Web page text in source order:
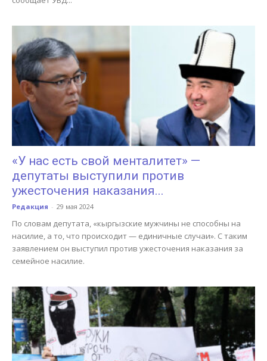
«У нас есть свой менталитет» —
депутаты выступили против
ужесточения наказания...
Редакция - 29 мая 2024
По словам депутата, «кыргызские мужчины не способны на
насилие, а то, что происходит — единичные случаи». С таким
заявлением он выступил против ужесточения наказания за
семейное насилие.